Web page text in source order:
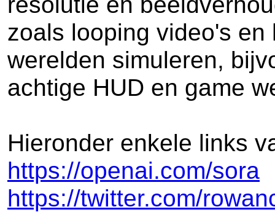
zoals looping video's
werelden simuleren,
achtige HUD en game
Hieronder enkele links
https://openai.com/sora
https://twitter.com/